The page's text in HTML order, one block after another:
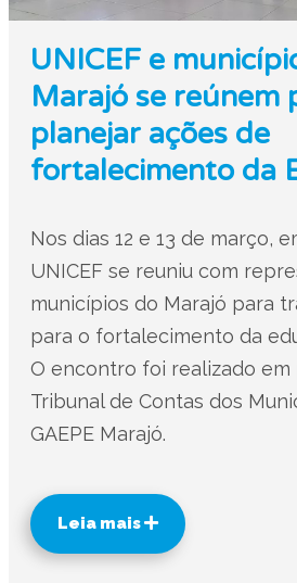
UNICEF e
Marajó se reúnem
planejar ações de
fortalecimento da
Nos dias 12 e 13 de março,
UNICEF se reuniu com
municípios do Marajó para
para o fortalecimento da
O encontro foi realizado em
Tribunal de Contas dos
GAEPE Marajó.
Leia mais